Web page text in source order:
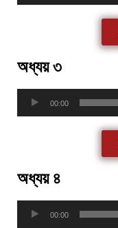
অধ্যয় ৩
00:00
অধ্যয় ৪
00:00